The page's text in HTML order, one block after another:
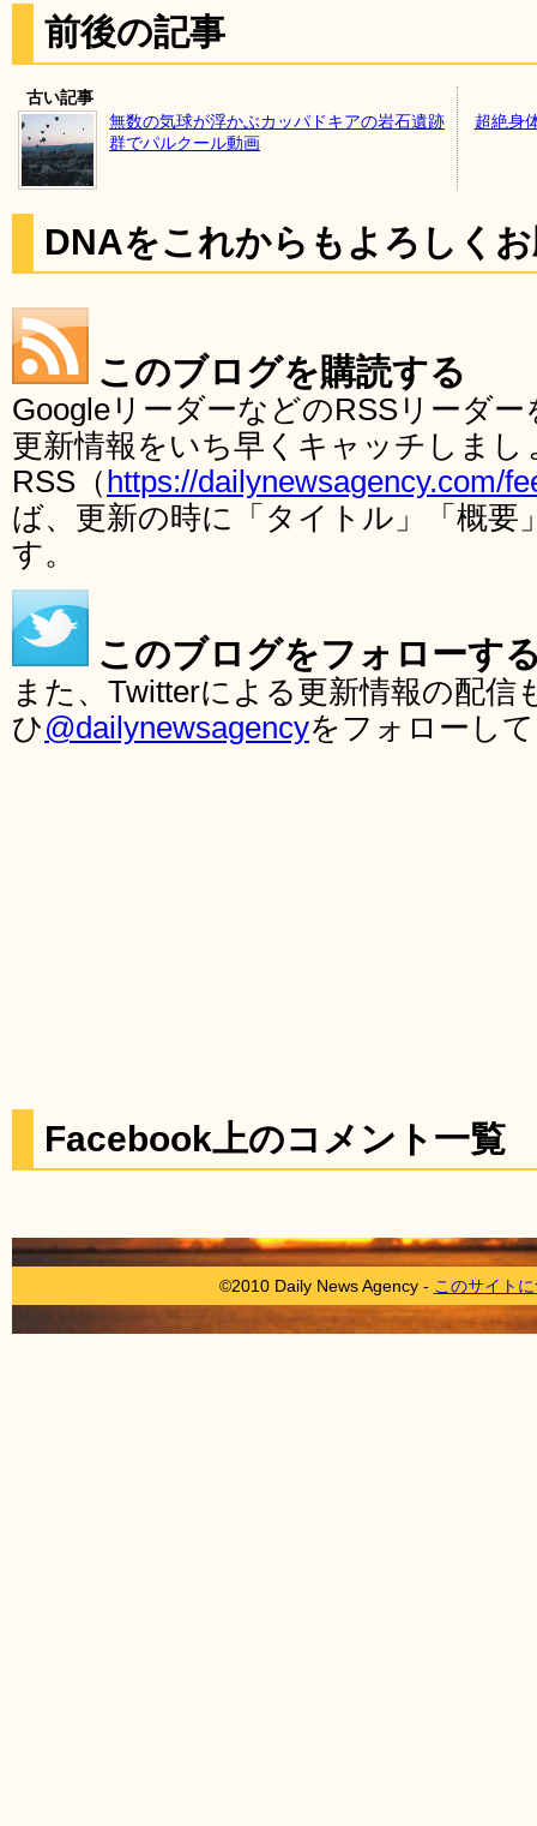
前後の記事
古い記事
無数の気球が浮かぶカッパドキアの岩石遺跡
群でパルクール動画
超絶身
DNAをこれからもよろしく
このブログを購読する
GoogleリーダーなどのRSSリーダ
更新情報をいち早くキャッチしま
RSS（ https://dailynewsagency.com/
ば、更新の時に「タイトル」「概要
す。
このブログをフォローす
また、Twitterによる更新情報の配
ひ@dailynewsagencyをフォローし
Facebook上のコメント一覧
©2010 Daily News Agency - このサイト